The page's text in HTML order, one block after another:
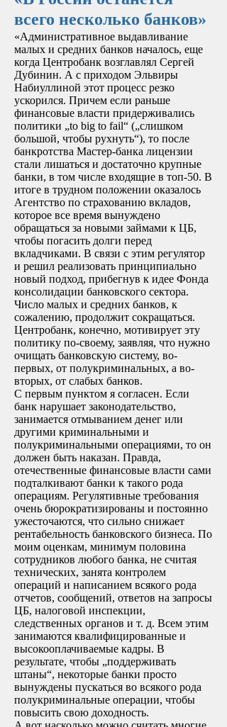
всего несколько банков»
«Административное выдавливание
малых и средних банков началось, еще
когда Центробанк возглавлял Сергей
Дубинин. А с приходом Эльвиры
Набиуллиной этот процесс резко
ускорился. Причем если раньше
финансовые власти придерживались
политики „to big to fail“ („слишком
большой, чтобы рухнуть“), то после
банкротства Мастер-банка лицензии
стали лишаться и достаточно крупные
банки, в том числе входящие в топ-50. В
итоге в трудном положении оказалось
Агентство по страхованию вкладов,
которое все время вынуждено
обращаться за новыми займами к ЦБ,
чтобы погасить долги перед
вкладчиками. В связи с этим регулятор
и решил реализовать принципиально
новый подход, прибегнув к идее Фонда
консолидации банковского сектора.
Число малых и средних банков, к
сожалению, продолжит сокращаться.
Центробанк, конечно, мотивирует эту
политику по-своему, заявляя, что нужно
очищать банковскую систему, во-
первых, от полукриминальных, а во-
вторых, от слабых банков.
С первым пунктом я согласен. Если
банк нарушает законодательство,
занимается отмыванием денег или
другими криминальными и
полукриминальными операциями, то он
должен быть наказан. Правда,
отечественные финансовые власти сами
подталкивают банки к такого рода
операциям. Регулятивные требования
очень бюрократизированы и постоянно
ужесточаются, что сильно снижает
рентабельность банковского бизнеса. По
моим оценкам, минимум половина
сотрудников любого банка, не считая
технических, занята контролем
операций и написанием всякого рода
отчетов, сообщений, ответов на запросы
ЦБ, налоговой инспекции,
следственных органов и т. д. Всем этим
занимаются квалифицированные и
высокооплачиваемые кадры. В
результате, чтобы „поддерживать
штаны“, некоторые банки просто
вынуждены пускаться во всякого рода
полукриминальные операции, чтобы
повысить свою доходность.